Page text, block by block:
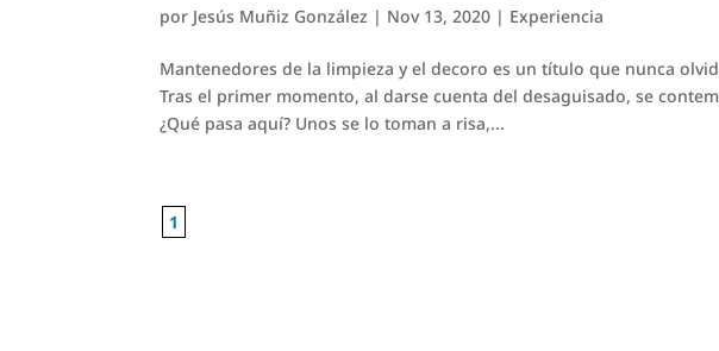
por Jesús Muñiz González | Nov 13, 2020 | Experiencia
Mantenedores de la limpieza y el decoro es un título que nunca
Tras el primer momento, al darse cuenta del desaguisado, se
¿Qué pasa aquí? Unos se lo toman a risa,...
1